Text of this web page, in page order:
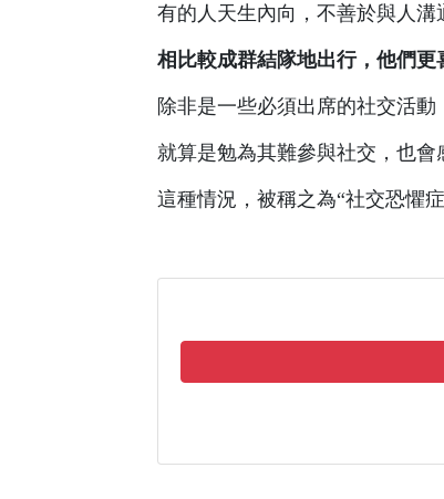
有的人天生內向，不善於與人溝
相比較成群結隊地出行，他們更
除非是一些必須出席的社交活
就算是勉為其難參與社交，也會
這種情況，被稱之為“社交恐懼